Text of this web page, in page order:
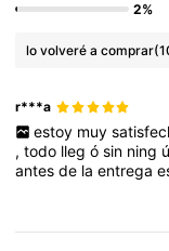
2%
lo volveré a comprar
r***a
estoy muy
,todo llegósin ning ú
antesde laentrega